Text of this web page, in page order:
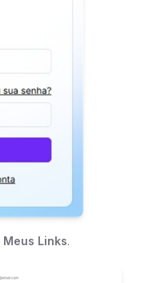
Meus Links.